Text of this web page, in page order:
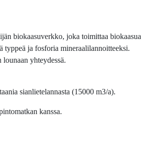
biokaasuverkko, joka toimittaa biokaasua
typpeä ja fosforia mineraalilannoitteeksi.
yhteydessä.
sianlietelannasta (15000 m3/a).
kanssa.